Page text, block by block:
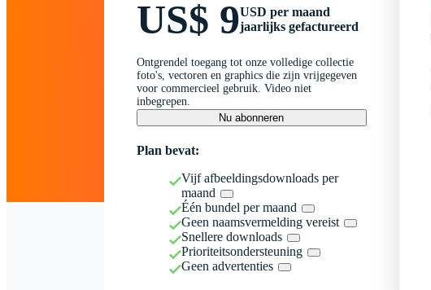
US$ 9USD per maand
jaarlijks gefactureerd
Ontgrendel toegang tot onze volledige collectie
foto's, vectoren en graphics die zijn vrijgegeven
voor commercieel gebruik. Video niet
inbegrepen.
Nu abonneren
Plan bevat:
Vijf afbeeldingsdownloads per
maand
Één bundel per maand
Geen naamsvermelding vereist
Snellere downloads
Prioriteitsondersteuning
Geen advertenties